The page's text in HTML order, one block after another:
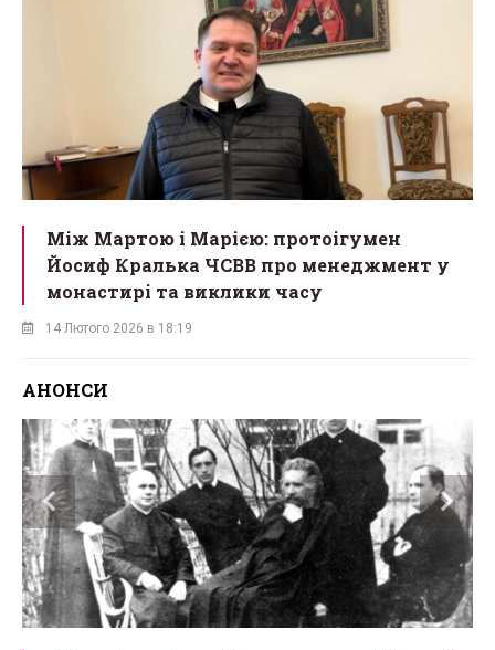
Між Мартою і Марією: протоігумен
Йосиф Кралька ЧСВВ про менеджмент у
монастирі та виклики часу
14 Лютого 2026 в 18:19
АНОНСИ